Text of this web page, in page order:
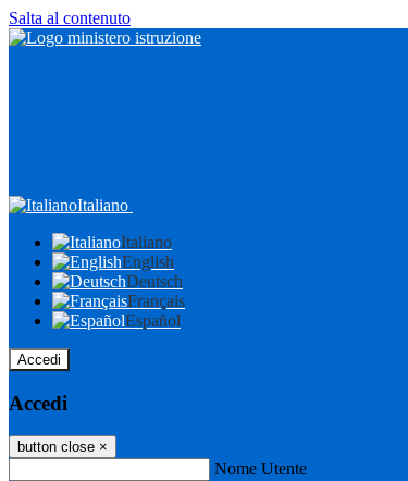
Salta al contenuto
Italiano
Italiano
English
Deutsch
Français
Español
Accedi
Accedi
button close ×
Nome Utente